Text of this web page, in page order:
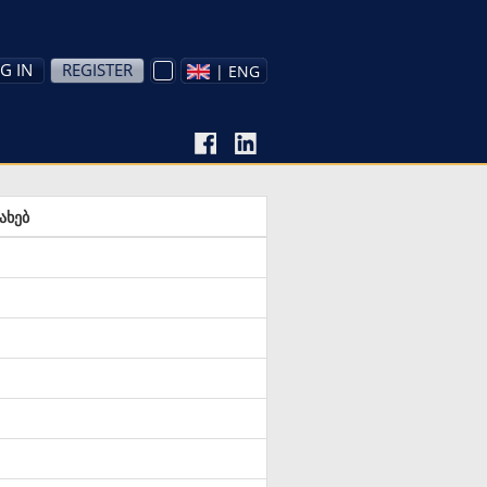
IN REGISTER | ENG